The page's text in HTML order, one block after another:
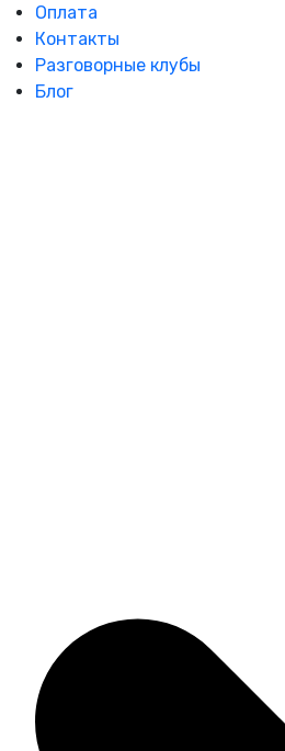
Оплата
Контакты
Разговорные клубы
Блог